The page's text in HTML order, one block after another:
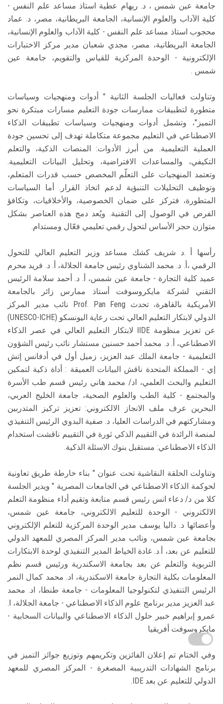
جامعة عين شمس ، د. ريهام عطية استاذ مساعد علم النفس -
كلية الآداب والعلوم الإنسانية، الجامعة البريطانية، مصر، د. عماد
محجوب استاذ مساعد علم النفس - كلية الآداب والعلوم الإنسانية،
الجامعة البريطانية، مصر، مجدي شعبان مدير مركز الاختبارات
الإلكترونية - الوحدة المركزية للقياس والتقويم، جامعة عين
شمس .
وتناولت فعاليات الجلسة الثانية " أدوات ومنهجيات وسياسات
متطورة لتطبيقات ممارسات جودة التعليم مسارات مبتكرة نحو
التميز"، وتشمل أدوات ومنهجيات وسياسات تطبيقات الذكاء
الاصطناعي في التعليم مجموعة متكاملة تهدف إلى تحسين جودة
العملية التعليمية. من أبرز الأدوات: المنصات الذكية، والتعلم
التكيفي، والمساعدات الافتراضية، وتحليل البيانات التعليمية.
وتعتمد المنهجيات على التعلّم المخصص حسب قدرات المتعلم،
وتوظيف التحليلات التنبؤية لدعم اتخاذ القرار. أما السياسات
المتطورة، فتركز على ضمان الخصوصية، والأخلاقيات، وتكافؤ
الفرص في الوصول إلى التقنية. ويُعد دمج هذه العناصر بشكل
متوازن حجر الأساس لتحول رقمي تعليمي فعّال ومستدام.
رأسها أ .د شريف كشك مساعد وزير التعليم العالي للتحول
الرقمي ،أ. د. محمد الشناوي رئيس جامعة الجلالة، أ. د. فريد محرم
عميد كلية التجارة - جامعة عين شمس، أ. د. أحمد سلامة الرئيس
التقني لشركة مايكروسوفت أستاذ ممارس زائر بالجامعة
الأمريكية بالقاهرة، تحدث Prof. Pan Feng نائب مدير المركز
الدولي لابتكار التعليم العالي تحت رعاية اليونسكو (UNESCO-ICHE)
عن تعزيز منظومة IIDE لابتكار التعليم العالي في عصر الذكاء
الاصطناعي، أ. د. محمد أحمد حسنين مستشار نائب رئيس الشؤون
التعليمية - جامعة الملك عبد العزيز، زميل أول في أدفانس إتش
إي - المملكة المتحدة ناقش البيانات العميقة : أداة ذكية لتمكين
التعليم والبحث العلمي، اد/ محمد هاني رئيس قسم طب الأسرة
والمجتمع - كلية الطب والعلوم الصحية، جامعة الخليج العربي،
البحرين عرف ملف الانجاز الالكتروني: تعزيز تركيز المتدربين
ومشاركتهم في الدراسات العليا، د. صفية البدوي الرئيس التنفيذي
لمنصة الرائدة في التقييم الذكي ثورة في التقييم ناقشت استخدام
الذكاء الاصطناعي: مستقبل بنوك الاسئلة الذكية.
وتناولت الحلقة النقاشية تحت عنوان " بناء خارطة طريق تعاونية
لحوكمة الذكاء الاصطناعي في الجامعات المصرية " ويدير الجلسة
كلا من د/ دعاء انس رئيس قسم متابعة وتقيم أداء منظومة التعلم
الالكتروني - الوحدة للتعليم الالكتروني، جامعة عين شمس،
وأعضائها د. داليا يوسف مدير الوحدة المركزية للتعلم الإلكتروني
بجامعة عين شمس، ونائب مدير المركز المصري للمعهد الدولي
للتعليم عن بعد، أ.د. غادة الخياط المدير التنفيذي لوحدة الابتكارات
التربوية والتعلم عن بعد بجامعة الاسكندرية ورئيس قسم نظم
المعلومات بكلية التجارة جامعة الاسكندرية، اد. محمد كمال النمر
الرئيس التنفيذي لتكنولوجيا المعلومات - جامعة طنطا، اد. محمد
عبد العزيز مدير برنامج علوم الذكاء الاصطناعي - جامعة الجلالة، ا.
عمرو إبراهيم خبير حلول الذكاء الاصطناعي والبيانات السحابية -
مايكروسوفت أفريقيا
وفي الختام تم إعلان الفائزين وتكريمهم وتوزيع جوائز التميز في
برنامج الشهادات التدريبية المصغرة - المركز المصري للمعهد
الدولي للتعليم عن بعد IDE.